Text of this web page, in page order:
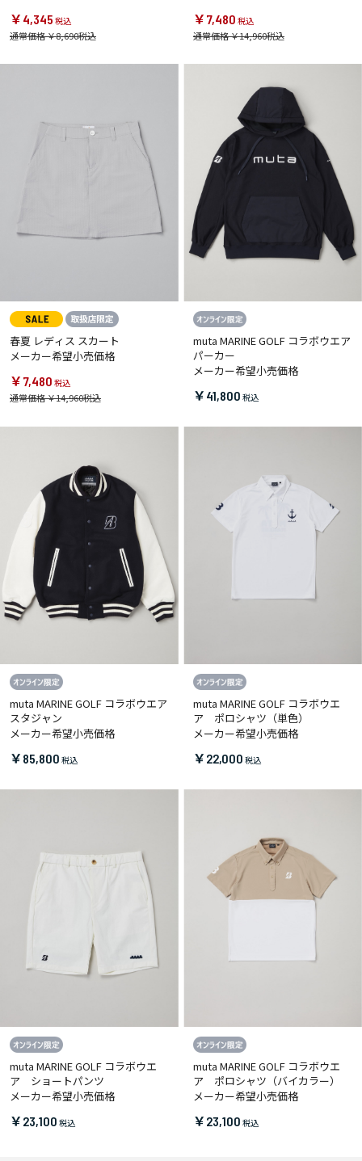
￥4,345
通常価格 ￥8,690
￥7,480
通常価格 ￥14,960
春夏 レディス スカート
メーカー希望小売価格
￥7,480
通常価格 ￥14,960
muta MARINE GOLF コラボウエア
パーカー
メーカー希望小売価格
￥41,800
muta MARINE GOLF コラボウエア
スタジャン
メーカー希望小売価格
￥85,800
muta MARINE GOLF コラボウエ
ア ポロシャツ（単色）
メーカー希望小売価格
￥22,000
muta MARINE GOLF コラボウエ
ア ショートパンツ
メーカー希望小売価格
￥23,100
muta MARINE GOLF コラボウエ
ア ポロシャツ（バイカラー）
メーカー希望小売価格
￥23,100